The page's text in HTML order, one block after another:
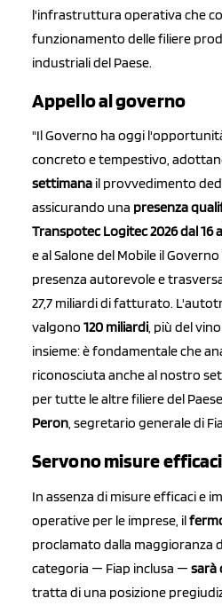
l'infrastruttura operativa che
funzionamento delle filiere
industriali del Paese.
Appello al governo
"Il Governo ha oggi
concreto e tempestivo,
settimana il provvedimento
assicurando una presenza
Transpotec Logitec 2026 dal 16
e al Salone del Mobile il
presenza autorevole e
27,7 miliardi di fatturato.
valgono 120 miliardi, più del
insieme: è fondamentale che
riconosciuta anche al nostro
per tutte le altre filiere del
Peron, segretario generale di
Servono misure efficaci
In assenza di misure efficaci e
operative per le imprese, il
proclamato dalla maggioranza
categoria — Fiap inclusa — sarà
tratta di una posizione